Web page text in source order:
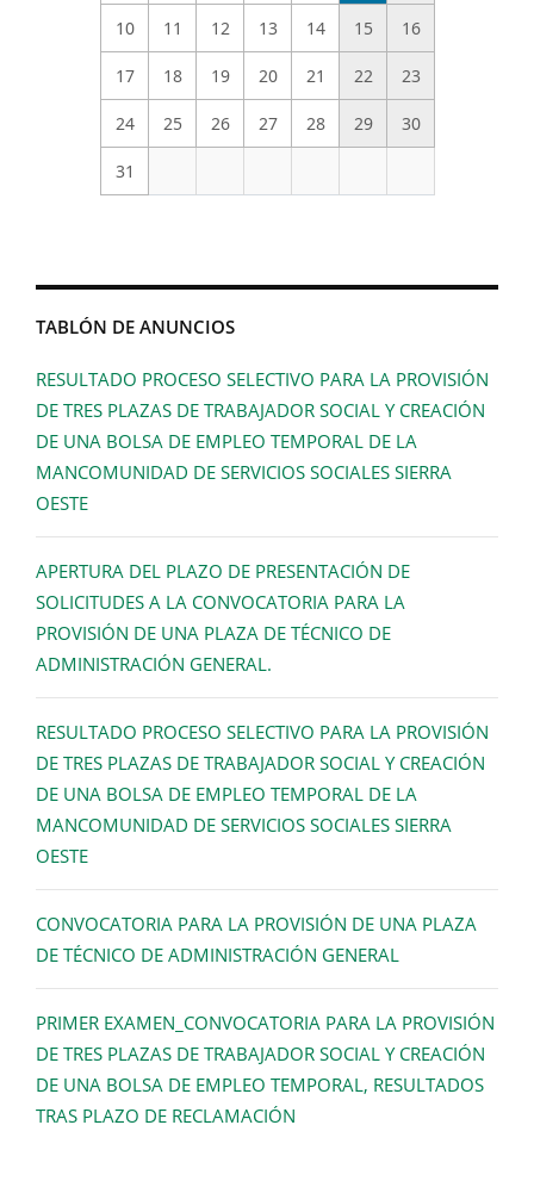
10 11 12 13 14 15 16
17 18 19 20 21 22 23
24 25 26 27 28 29 30
31
TABLÓN DE ANUNCIOS
RESULTADO PROCESO SELECTIVO PARA LA PROVISIÓN
DE TRES PLAZAS DE TRABAJADOR SOCIAL Y CREACIÓN
DE UNA BOLSA DE EMPLEO TEMPORAL DE LA
MANCOMUNIDAD DE SERVICIOS SOCIALES SIERRA
OESTE
APERTURA DEL PLAZO DE PRESENTACIÓN DE
SOLICITUDES A LA CONVOCATORIA PARA LA
PROVISIÓN DE UNA PLAZA DE TÉCNICO DE
ADMINISTRACIÓN GENERAL.
RESULTADO PROCESO SELECTIVO PARA LA PROVISIÓN
DE TRES PLAZAS DE TRABAJADOR SOCIAL Y CREACIÓN
DE UNA BOLSA DE EMPLEO TEMPORAL DE LA
MANCOMUNIDAD DE SERVICIOS SOCIALES SIERRA
OESTE
CONVOCATORIA PARA LA PROVISIÓN DE UNA PLAZA
DE TÉCNICO DE ADMINISTRACIÓN GENERAL
PRIMER EXAMEN_CONVOCATORIA PARA LA PROVISIÓN
DE TRES PLAZAS DE TRABAJADOR SOCIAL Y CREACIÓN
DE UNA BOLSA DE EMPLEO TEMPORAL, RESULTADOS
TRAS PLAZO DE RECLAMACIÓN